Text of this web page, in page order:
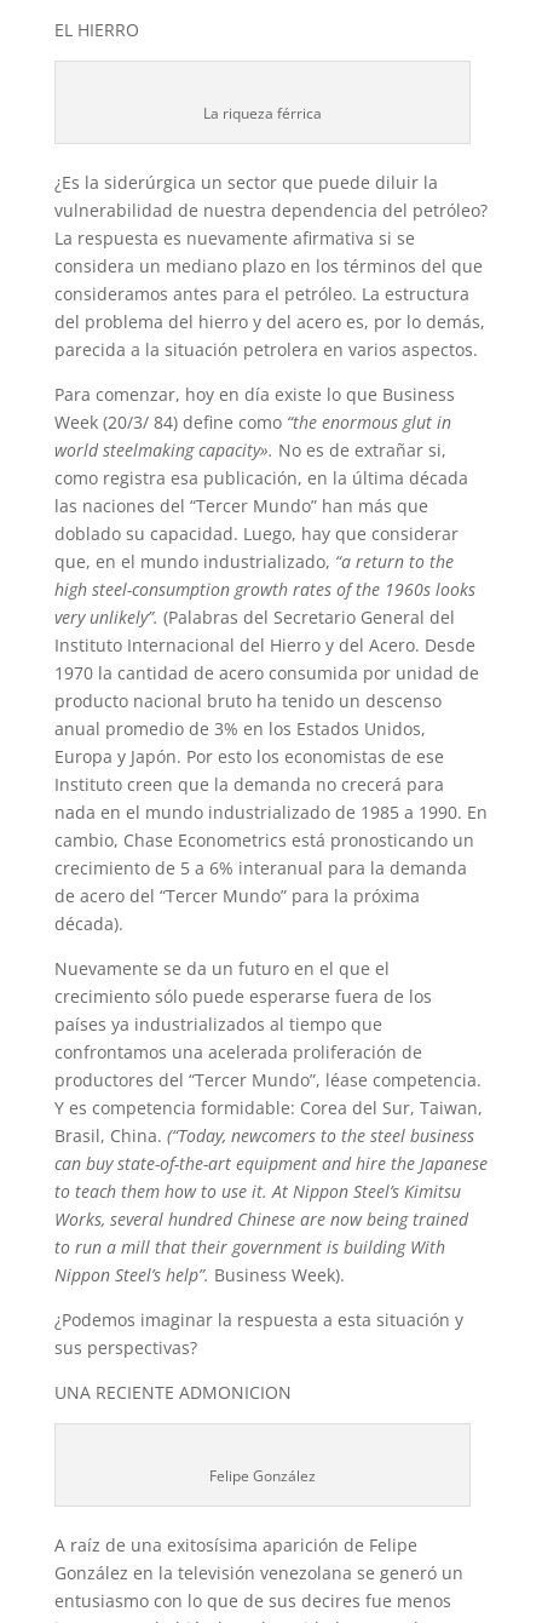
EL HIERRO
La riqueza férrica
¿Es la siderúrgica un sector que puede diluir la
vulnerabilidad de nuestra dependencia del petróleo?
La respuesta es nuevamente afirmativa si se
considera un mediano plazo en los términos del que
consideramos antes para el petróleo. La estructura
del problema del hierro y del acero es, por lo demás,
parecida a la situación petrolera en varios aspectos.
Para comenzar, hoy en día existe lo que Business
Week (20/3/ 84) define como “the enormous glut in
world steelmaking capacity». No es de extrañar si,
como registra esa publicación, en la última década
las naciones del “Tercer Mundo” han más que
doblado su capacidad. Luego, hay que considerar
que, en el mundo industrializado, “a return to the
high steel-consumption growth rates of the 1960s looks
very unlikely”. (Palabras del Secretario General del
Instituto Internacional del Hierro y del Acero. Desde
1970 la cantidad de acero consumida por unidad de
producto nacional bruto ha tenido un descenso
anual promedio de 3% en los Estados Unidos,
Europa y Japón. Por esto los economistas de ese
Instituto creen que la demanda no crecerá para
nada en el mundo industrializado de 1985 a 1990. En
cambio, Chase Econometrics está pronosticando un
crecimiento de 5 a 6% interanual para la demanda
de acero del “Tercer Mundo” para la próxima
década).
Nuevamente se da un futuro en el que el
crecimiento sólo puede esperarse fuera de los
países ya industrializados al tiempo que
confrontamos una acelerada proliferación de
productores del “Tercer Mundo”, léase competencia.
Y es competencia formidable: Corea del Sur, Taiwan,
Brasil, China. (“Today, newcomers to the steel business
can buy state-of-the-art equipment and hire the Japanese
to teach them how to use it. At Nippon Steel’s Kimitsu
Works, several hundred Chinese are now being trained
to run a mill that their government is building With
Nippon Steel’s help”. Business Week).
¿Podemos imaginar la respuesta a esta situación y
sus perspectivas?
UNA RECIENTE ADMONICION
Felipe González
A raíz de una exitosísima aparición de Felipe
González en la televisión venezolana se generó un
entusiasmo con lo que de sus decires fue menos